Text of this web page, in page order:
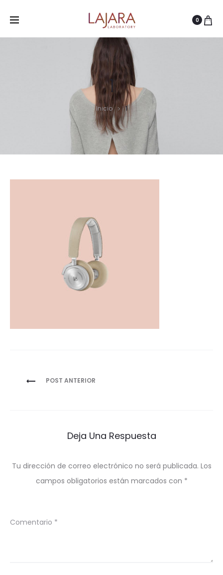
0
1
Inicio 1
Navegación
POST ANTERIOR
Deja Una Respuesta
Tu dirección de correo electrónico no será publicada. Los
campos obligatorios están marcados con *
Comentario *